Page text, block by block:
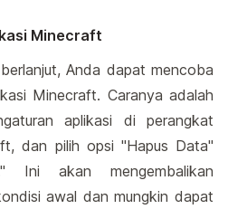
Minecraft
Anda dapat mencoba
Minecraft. Caranya adalah
aplikasi di perangkat
dan pilih opsi "Hapus Data"
Ini akan mengembalikan
awal dan mungkin dapat